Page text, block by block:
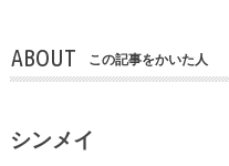
ABOUT この記事をかいた人
シンメイ